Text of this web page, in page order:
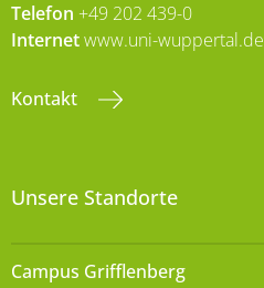
Telefon +49 202 439-0
Internetwww.uni-wuppertal.de
Kontakt
Unsere Standorte
Campus Grifflenberg